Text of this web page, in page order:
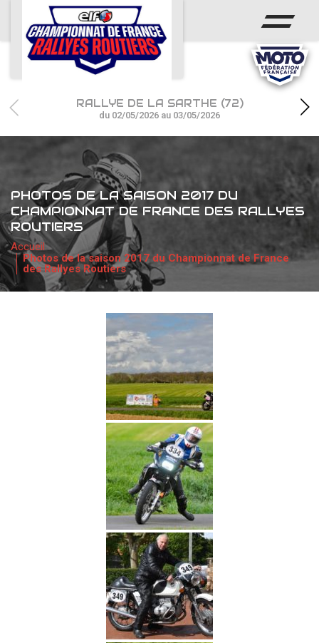
ACCUEIL
ACTUS
CALENDRIER
CHAMPIONNAT
RÉSULTATS
PHOTOS / WEB TV
PARTENAIRES
RALLYE DE LA SARTHE (72)
du 02/05/2026 au 03/05/2026
PHOTOS DE LA SAISON 2017 DU
CHAMPIONNAT DE FRANCE DES RALLYES
ROUTIERS
Accueil
Photos de la saison 2017 du Championnat de France
des Rallyes Routiers